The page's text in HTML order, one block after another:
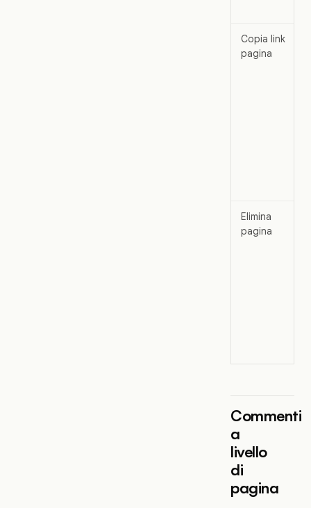
Copia link
pagina
Elimina
pagina
Commenti
a
livello
di
pagina